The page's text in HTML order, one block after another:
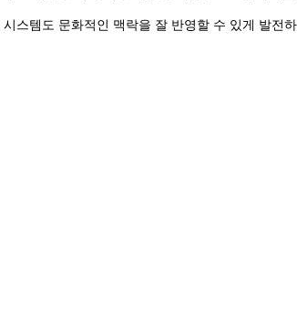
스템도 문화적인 맥락을 잘 반영할 수 있게 발전